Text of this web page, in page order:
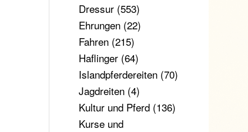
Dressur(553)
Ehrungen(22)
Fahren(215)
Haflinger(64)
Islandpferdereiten(70)
Jagdreiten(4)
Kultur und Pferd(136)
Kurse und